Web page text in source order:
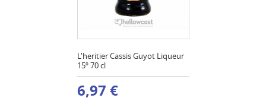
L'heritier Cassis Guyot Liqueur
15º 70 cl
6,97 €